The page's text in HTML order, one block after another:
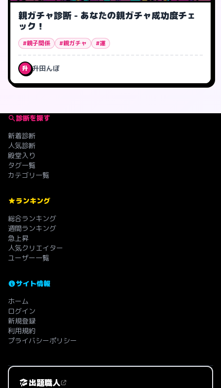
親ガチャ診断 - あなたの親ガチャ成功度チェ
ック！
#親子関係 #親ガチャ #運
升 升田んぼ
診断を探す
新着診断
人気診断
殿堂入り
タグ一覧
カテゴリ一覧
ランキング
総合ランキング
週間ランキング
急上昇
人気クリエイター
ユーザー一覧
サイト情報
ホーム
ログイン
新規登録
利用規約
プライバシーポリシー
出題職人